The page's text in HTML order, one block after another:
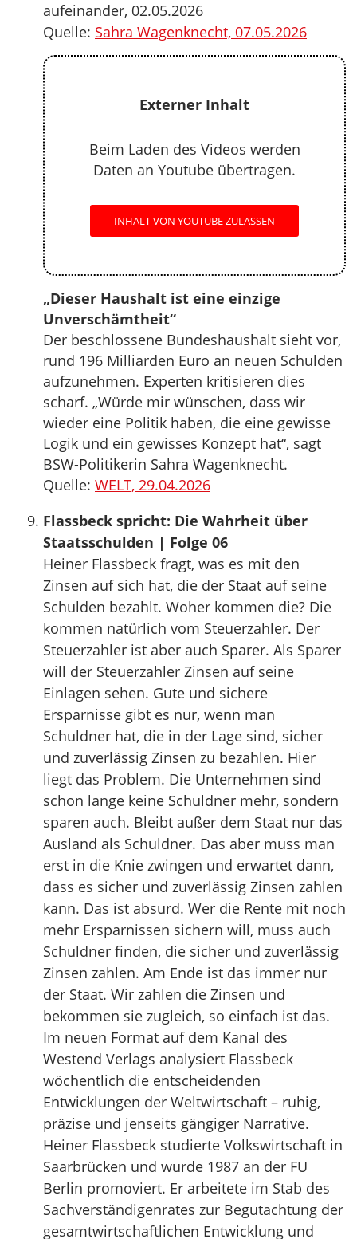
aufeinander, 02.05.2026
Quelle: Sahra Wagenknecht, 07.05.2026
Externer Inhalt
Beim Laden des Videos werden
Daten an Youtube übertragen.
INHALT VON YOUTUBE ZULASSEN
„Dieser Haushalt ist eine einzige
Unverschämtheit“
Der beschlossene Bundeshaushalt sieht vor,
rund 196 Milliarden Euro an neuen Schulden
aufzunehmen. Experten kritisieren dies
scharf. „Würde mir wünschen, dass wir
wieder eine Politik haben, die eine gewisse
Logik und ein gewisses Konzept hat“, sagt
BSW-Politikerin Sahra Wagenknecht.
Quelle: WELT, 29.04.2026
Flassbeck spricht: Die Wahrheit über
Staatsschulden | Folge 06
Heiner Flassbeck fragt, was es mit den
Zinsen auf sich hat, die der Staat auf seine
Schulden bezahlt. Woher kommen die? Die
kommen natürlich vom Steuerzahler. Der
Steuerzahler ist aber auch Sparer. Als Sparer
will der Steuerzahler Zinsen auf seine
Einlagen sehen. Gute und sichere
Ersparnisse gibt es nur, wenn man
Schuldner hat, die in der Lage sind, sicher
und zuverlässig Zinsen zu bezahlen. Hier
liegt das Problem. Die Unternehmen sind
schon lange keine Schuldner mehr, sondern
sparen auch. Bleibt außer dem Staat nur das
Ausland als Schuldner. Das aber muss man
erst in die Knie zwingen und erwartet dann,
dass es sicher und zuverlässig Zinsen zahlen
kann. Das ist absurd. Wer die Rente mit noch
mehr Ersparnissen sichern will, muss auch
Schuldner finden, die sicher und zuverlässig
Zinsen zahlen. Am Ende ist das immer nur
der Staat. Wir zahlen die Zinsen und
bekommen sie zugleich, so einfach ist das.
Im neuen Format auf dem Kanal des
Westend Verlags analysiert Flassbeck
wöchentlich die entscheidenden
Entwicklungen der Weltwirtschaft – ruhig,
präzise und jenseits gängiger Narrative.
Heiner Flassbeck studierte Volkswirtschaft in
Saarbrücken und wurde 1987 an der FU
Berlin promoviert. Er arbeitete im Stab des
Sachverständigenrates zur Begutachtung der
gesamtwirtschaftlichen Entwicklung und